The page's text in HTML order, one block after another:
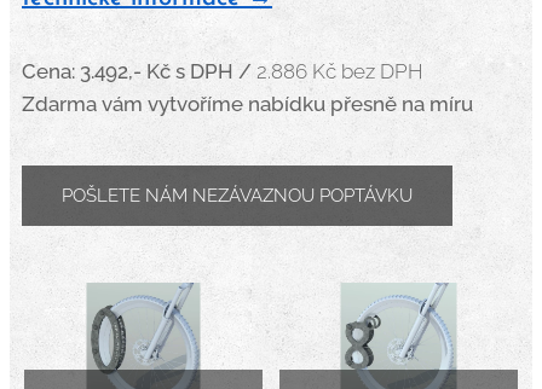
Cena: 3.492,- Kč s DPH / 2.886 Kč bez DPH
Zdarma vám vytvoříme nabídku přesně na míru
POŠLETE NÁM NEZÁVAZNOU POPTÁVKU